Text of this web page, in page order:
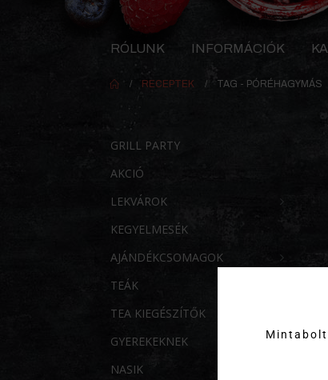
RÓLUNK INFORMÁCIÓK
RECEPTEK TAG - PÓRÉHAGYMÁS
GRILL PARTY
AKCIÓ
LEKVÁROK
KEGYELMESÉK
AJÁNDÉKCSOMAGOK
TEÁK
TEA KIEGÉSZÍTŐK
GYEREKEKNEK
NASIK